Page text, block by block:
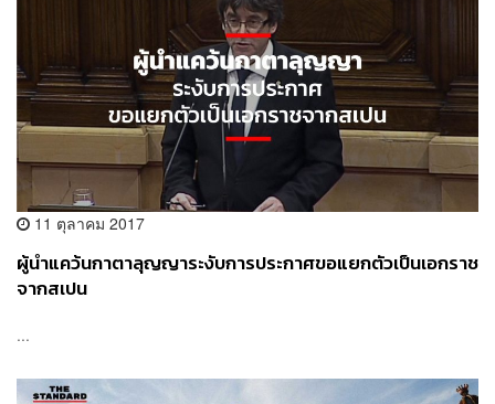
11 ตุลาคม 2017
ผู้นำแคว้นกาตาลุญญาระงับการประกาศขอแยกตัวเป็นเอกราช
จากสเปน
...